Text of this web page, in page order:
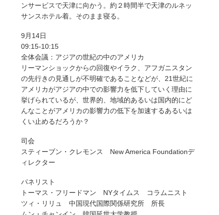
ンサービスで天津に向かう。約２時間半で天津のルネッ
サンスホテル着。そのまま寝る。
9月14日
09:15-10:15
全体会議：アジアの世紀の中のアメリカ
リーマンショックからの回復やイラク、アフガニスタン
の先行きの見通しが不明確であることなどが、21世紀に
アメリカがアジアの中での影響力を低下していく理由に
挙げられているが、世界的、地域的あるいは国内的にど
んなことがアメリカの影響力の低下を加速するあるいは
くい止めるだろうか？
司会
スティーブン・クレモンス New America Foundationデ
ィレクター
パネリスト
トーマス・フリードマン NYタイムス コラムニスト
ツィ・リリュ 中国現代国際関係研究所 所長